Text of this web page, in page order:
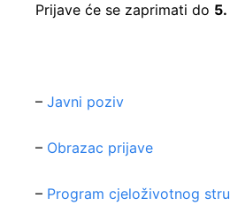
Prijave će se zaprimati do
– Javni poziv
– Obrazac prijave
– Program cjeloživotnog